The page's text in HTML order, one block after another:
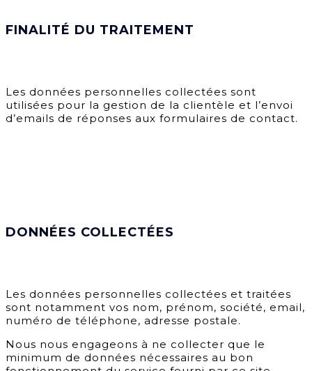
FINALITÉ DU TRAITEMENT
Les données personnelles collectées sont
utilisées pour la gestion de la clientèle et l’envoi
d’emails de réponses aux formulaires de contact.
DONNÉES COLLECTÉES
Les données personnelles collectées et traitées
sont notamment vos nom, prénom, société, email,
numéro de téléphone, adresse postale.
Nous nous engageons à ne collecter que le
minimum de données nécessaires au bon